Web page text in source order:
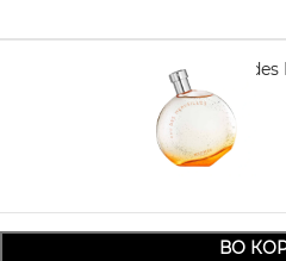
HERMÈS Eau
7.250,00
ВО